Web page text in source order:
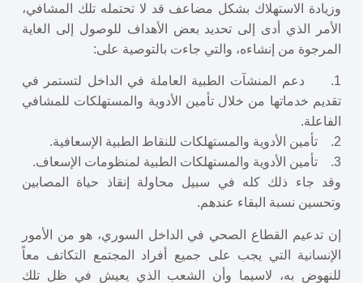
وزيادة الاستهلاك بشكل مضاعف قد لا تحتمله تلك المشافي،
الأمر الذي أدى إلى تحديد بعض الأهداف للوصول إلى الغاية
المرجوة من إنشاءه، والتي جاءت بالتوصية على:
1. دعم المنشآت الطبية العاملة في الداخل لتستمر في
تقديم خدماتها من خلال تأمين الأدوية والمستهلكات للمشافي
الفاعلة.
2. تأمين الأدوية والمستهلكات للنقاط الطبية الإسعافية.
3. تأمين الأدوية والمستهلكات الطبية لمنظومات الإسعاف.
وقد جاء ذلك كله في سبيل محاولة إنقاذ حياة المصابين
وتحسين نسبة البقاء عندهم.
إن تدعيم القطاع الصحي في الداخل السوري، هو من الأمور
الإنسانية التي يجب على جميع أفراد المجتمع التكاتف معاً
للنهوض به، لاسيما وأن الشعب الذي يعيش في ظل تلك